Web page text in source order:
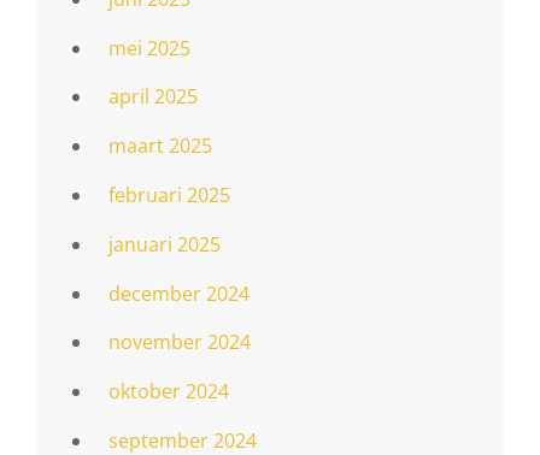
mei 2025
april 2025
maart 2025
februari 2025
januari 2025
december 2024
november 2024
oktober 2024
september 2024